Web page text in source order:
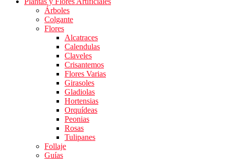
Árboles
Colgante
Flores
Alcatraces
Calendulas
Claveles
Crisantemos
Flores Varias
Girasoles
Gladiolas
Hortensias
Orquídeas
Peonias
Rosas
Tulipanes
Follaje
Guías